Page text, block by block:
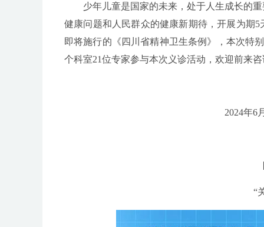
少年儿童是国家的未来，处于人生成长的
健康问题和人民群众的健康新期待，开展为期
即将施行的《四川省精神卫生条例》，本次特
个科室21位专家参与本次义诊活动，欢迎前来
2024年6
“